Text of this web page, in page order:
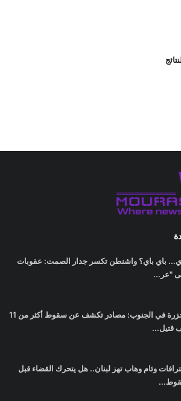
باي باي؟ واشنطن تكسر جدار الصمت: عقوبات
"عر...
مجزرة في الجنوب: مصادر تكشف عن سقوط أكثر من 11
قتيل...
وئام وهاب تهز لبنان.. هل يتحرك القضاء قبل